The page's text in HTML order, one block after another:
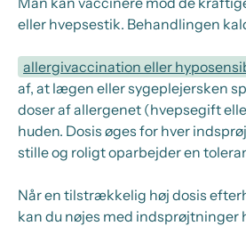
eller hvepsestik. Behandlingen
allergivaccination eller
af, at lægen eller sygeplejersken
doser af allergenet (hvepsegift
huden. Dosis øges for hver
stille og roligt oparbejder en
Når en tilstrækkelig høj dosis
kan du nøjes med indsprøjtninger